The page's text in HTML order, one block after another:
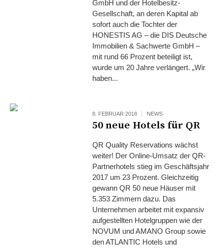
GmbH und der Hotelbesitz-
Gesellschaft, an deren Kapital ab
sofort auch die Tochter der
HONESTIS AG – die DIS Deutsche
Immobilien & Sachwerte GmbH –
mit rund 66 Prozent beteiligt ist,
wurde um 20 Jahre verlängert. „Wir
haben...
8. FEBRUAR 2018 NEWS
50 neue Hotels für QR
QR Quality Reservations wächst
weiter! Der Online-Umsatz der QR-
Partnerhotels stieg im Geschäftsjahr
2017 um 23 Prozent. Gleichzeitig
gewann QR 50 neue Häuser mit
5.353 Zimmern dazu. Das
Unternehmen arbeitet mit expansiv
aufgestellten Hotelgruppen wie der
NOVUM und AMANO Group sowie
den ATLANTIC Hotels und